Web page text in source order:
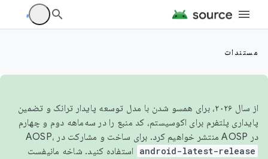
مستندات
از سال ۲۰۲۶، برای همسو شدن با مدل توسعه پایدار ترانک و تضمین
پایداری پلتفرم برای اکوسیستم، کد منبع را در سه‌ماهه دوم و چهارم
در AOSP منتشر خواهیم کرد. برای ساخت و مشارکت در AOSP،
android-latest-release استفاده کنید. شاخه مانیفست